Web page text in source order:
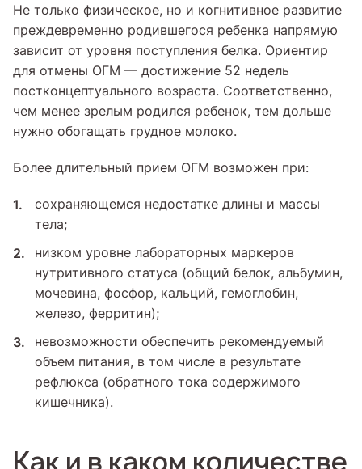
Не только физическое, но и когнитивное развитие
преждевременно родившегося ребенка напрямую
зависит от уровня поступления белка. Ориентир
для отмены ОГМ — достижение 52 недель
постконцептуального возраста. Соответственно,
чем менее зрелым родился ребенок, тем дольше
нужно обогащать грудное молоко.
Более длительный прием ОГМ возможен при:
сохраняющемся недостатке длины и массы
тела;
низком уровне лабораторных маркеров
нутритивного статуса (общий белок, альбумин,
мочевина, фосфор, кальций, гемоглобин,
железо, ферритин);
невозможности обеспечить рекомендуемый
объем питания, в том числе в результате
рефлюкса (обратного тока содержимого
кишечника).
Как и в каком количестве